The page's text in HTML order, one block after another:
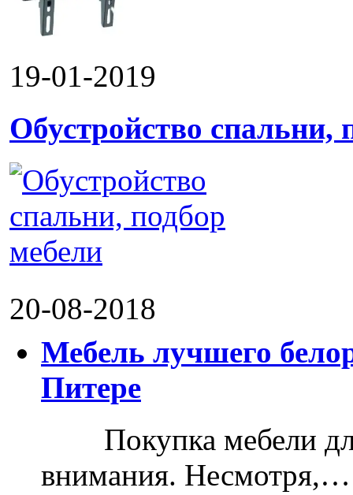
19-01-2019
Обустройство спальни,
20-08-2018
Мебель лучшего
Питере
Покупка мебели для
внимания. Несмотря,…